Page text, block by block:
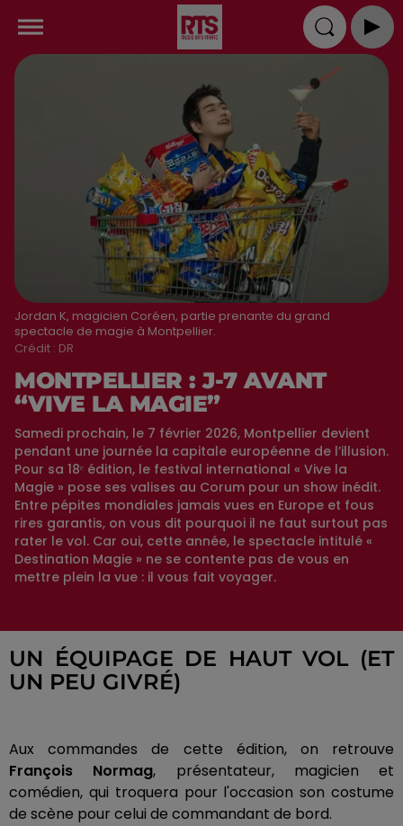
Jordan K, magicien Coréen, partie prenante du grand
spectacle de magie à Montpellier.
Crédit : DR
MONTPELLIER : J-7 AVANT
“VIVE LA MAGIE”
Samedi prochain, le 7 février 2026, Montpellier devient
pendant une journée la capitale européenne de l’illusion.
Pour sa 18ᵉ édition, le festival international « Vive la
Magie » pose ses valises au Corum pour un show inédit.
Entre pépites mondiales jamais vues en Europe et fous
rires garantis, on vous dit pourquoi il ne faut surtout pas
rater le vol. Car oui, cette année, le spectacle intitulé «
Destination Magie » ne se contente pas de vous en
mettre plein la vue : il vous fait voyager.
UN ÉQUIPAGE DE HAUT VOL (ET
UN PEU GIVRÉ)
Aux commandes de cette édition, on retrouve
François Normag, présentateur, magicien et
comédien, qui troquera pour l'occasion son costume
de scène pour celui de commandant de bord.